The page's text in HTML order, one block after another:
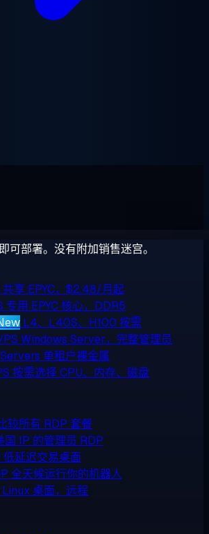
可部署。没有附加销售迷宫。
共享 EPYC，$2.48/月起
专用 EPYC 核心，DDR5
L4、L40S、H100 按需
Windows Server，完整管理员
单租户裸金属
按需选择 CPU、内存、磁盘
较所有 RDP 套餐
国 IP 的管理员 RDP
低延迟交易桌面
全天候运行你的机器人
Linux 桌面，远程